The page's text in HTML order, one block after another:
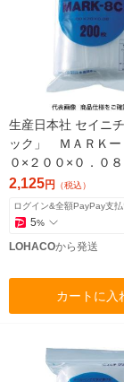
生産日本社 セイニ
ック」 ＭＡＲＫ
０×２００×０．０８
袋(100枚) 366-7898
2,125円 （税込）
ログイン&全額PayPay支
5%
LOHACOから発送
カートに入